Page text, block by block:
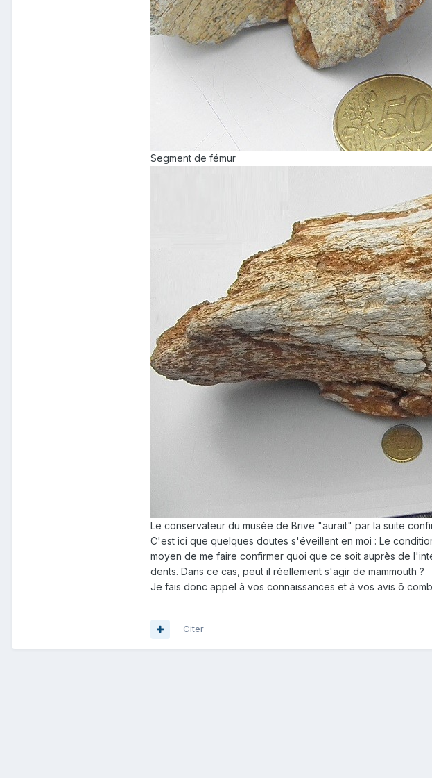
Segment de fémur
Le conservateur du musée de Brive "aurait" par la suite
C'est ici que quelques doutes s'éveillent en moi : Le
moyen de me faire confirmer quoi que ce soit auprès de
dents. Dans ce cas, peut il réellement s'agir de mammouth ?
Je fais donc appel à vos connaissances et à vos avis ô
Citer